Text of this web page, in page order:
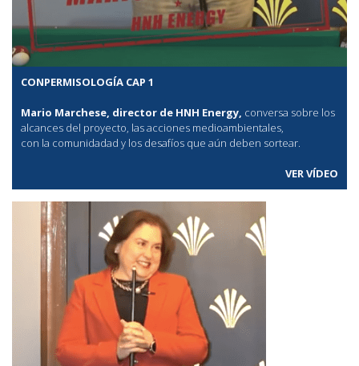
CONPERMISOLOGÍA CAP 1
Mario Marchese, director de HNH Energy, conversa sobre los
alcances del proyecto, las acciones medioambientales,
con la comunidadad y los desafíos que aún deben sortear.
VER VÍDEO